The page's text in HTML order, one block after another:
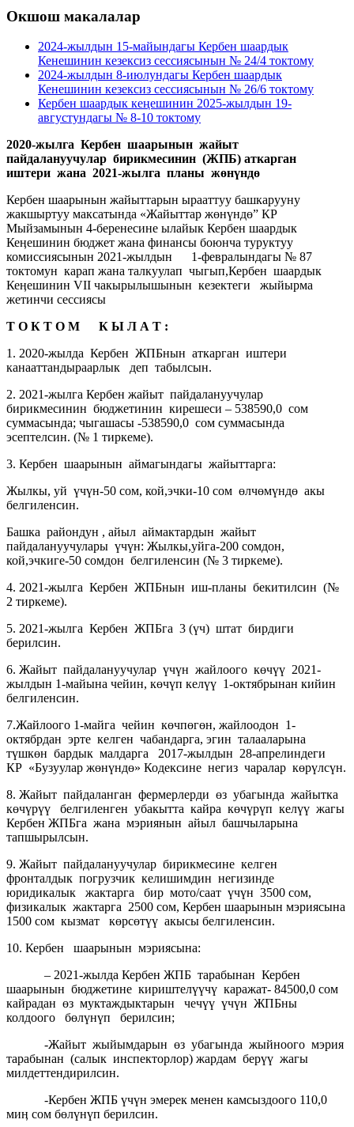
Окшош макалалар
2024-жылдын 15-майындагы Кербен шаардык
Кенешинин кезексиз сессиясынын № 24/4 токтому
2024-жылдын 8-июлундагы Кербен шаардык
Кенешинин кезексиз сессиясынын № 26/6 токтому
Кербен шаардык кеңешинин 2025-жылдын 19-
августундагы № 8-10 токтому
2020-жылга Кербен шаарынын жайыт
пайдалануучулар бирикмесинин (ЖПБ) аткарган
иштери жана 2021-жылга планы жөнүндө
Кербен шаарынын жайыттарын ырааттуу башкарууну
жакшыртуу максатында «Жайыттар жөнүндө” КР
Мыйзамынын 4-беренесине ылайык Кербен шаардык
Кеӊешинин бюджет жана финансы боюнча туруктуу
комиссиясынын 2021-жылдын 1-февралындагы № 87
токтомун карап жана талкуулап чыгып,Кербен шаардык
Кеӊешинин VII чакырылышынын кезектеги жыйырма
жетинчи сессиясы
Т О К Т О М К Ы Л А Т :
1. 2020-жылда Кербен ЖПБнын аткарган иштери
канааттандыраарлык деп табылсын.
2. 2021-жылга Кербен жайыт пайдалануучулар
бирикмесинин бюджетинин кирешеси – 538590,0 сом
суммасында; чыгашасы -538590,0 сом суммасында
эсептелсин. (№ 1 тиркеме).
3. Кербен шаарынын аймагындагы жайыттарга:
Жылкы, уй үчүн-50 сом, кой,эчки-10 сом өлчөмүндө акы
белгиленсин.
Башка райондун , айыл аймактардын жайыт
пайдалануучулары үчүн: Жылкы,уйга-200 сомдон,
кой,эчкиге-50 сомдон белгиленсин (№ 3 тиркеме).
4. 2021-жылга Кербен ЖПБнын иш-планы бекитилсин (№
2 тиркеме).
5. 2021-жылга Кербен ЖПБга 3 (үч) штат бирдиги
берилсин.
6. Жайыт пайдалануучулар үчүн жайлоого көчүү 2021-
жылдын 1-майына чейин, көчүп келүү 1-октябрынан кийин
белгиленсин.
7.Жайлоого 1-майга чейин көчпөгөн, жайлоодон 1-
октябрдан эрте келген чабандарга, эгин талааларына
түшкөн бардык малдарга 2017-жылдын 28-апрелиндеги
КР «Бузуулар жөнүндө» Кодексине негиз чаралар көрүлсүн.
8. Жайыт пайдаланган фермерлерди өз убагында жайытка
көчүрүү белгиленген убакытта кайра көчүрүп келүү жагы
Кербен ЖПБга жана мэриянын айыл башчыларына
тапшырылсын.
9. Жайыт пайдалануучулар бирикмесине келген
фронталдык погрузчик келишимдин негизинде
юридикалык жактарга бир мото/саат үчүн 3500 сом,
физикалык жактарга 2500 сом, Кербен шаарынын мэриясына
1500 сом кызмат көрсөтүү акысы белгиленсин.
10. Кербен шаарынын мэриясына:
– 2021-жылда Кербен ЖПБ тарабынан Кербен
шаарынын бюджетине кириштелүүчү каражат- 84500,0 сом
кайрадан өз муктаждыктарын чечүү үчүн ЖПБны
колдоого бөлүнүп берилсин;
-Жайыт жыйымдарын өз убагында жыйноого мэрия
тарабынан (салык инспекторлор) жардам берүү жагы
милдеттендирилсин.
-Кербен ЖПБ үчүн эмерек менен камсыздоого 110,0
миӊ сом бөлүнүп берилсин.